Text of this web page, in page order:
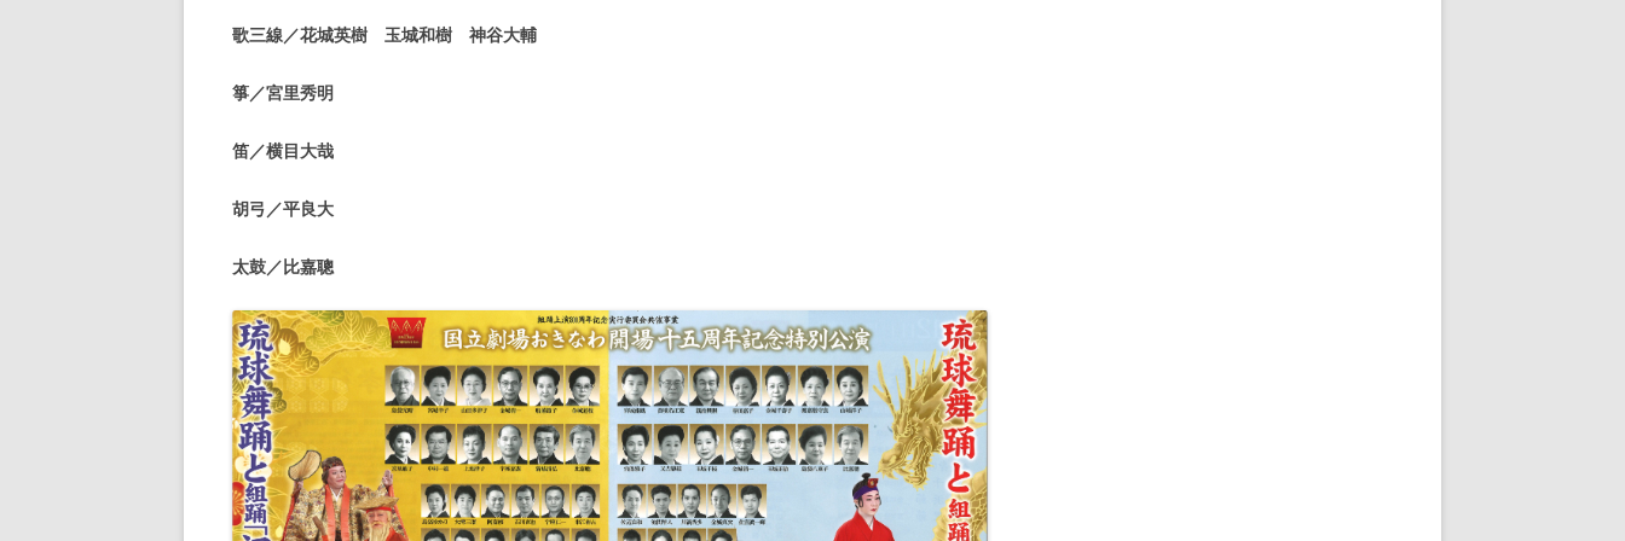
歌三線／花城英樹 玉城和樹 神谷大輔
箏／宮里秀明
笛／横目大哉
胡弓／平良大
太鼓／比嘉聰